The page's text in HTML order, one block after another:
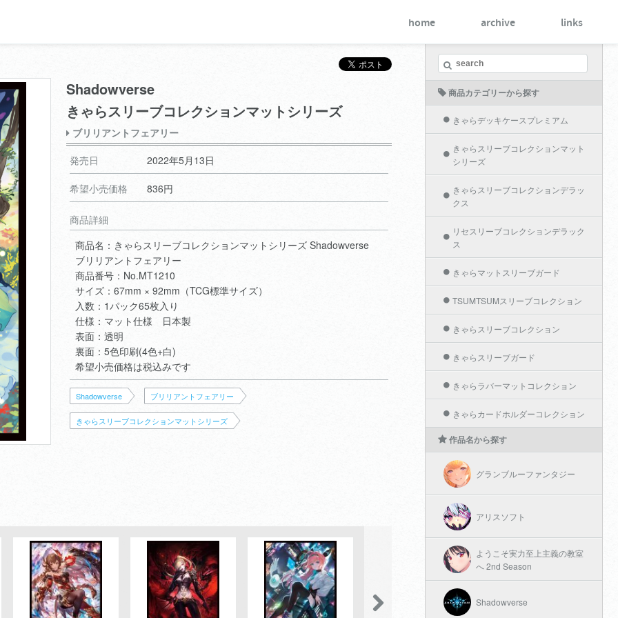
home archive links
Shadowverse
きゃらスリーブコレクションマットシリーズ
ブリリアントフェアリー
発売日
2022年5月13日
希望小売価格 836円
商品詳細
商品名：きゃらスリーブコレクションマットシリーズ Shadowverse
ブリリアントフェアリー
商品番号：No.MT1210
サイズ：67mm × 92mm（TCG標準サイズ）
入数：1パック65枚入り
仕様：マット仕様 日本製
表面：透明
裏面：5色印刷(4色+白)
希望小売価格は税込みです
Shadowverse ブリリアントフェアリー
きゃらスリーブコレクションマットシリーズ
商品カテゴリーから探す
きゃらデッキケースプレミアム
きゃらスリーブコレクションマット
シリーズ
きゃらスリーブコレクションデラッ
クス
リセスリーブコレクションデラック
ス
きゃらマットスリーブガード
TSUMTSUMスリーブコレクション
きゃらスリーブコレクション
きゃらスリーブガード
きゃらラバーマットコレクション
きゃらカードホルダーコレクション
作品名から探す
グランブルーファンタジー
アリスソフト
ようこそ実力至上主義の教室
へ 2nd Season
Shadowverse